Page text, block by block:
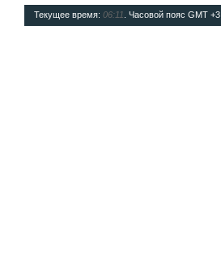
Текущее время: 06:11 . Часовой пояс GMT +3.